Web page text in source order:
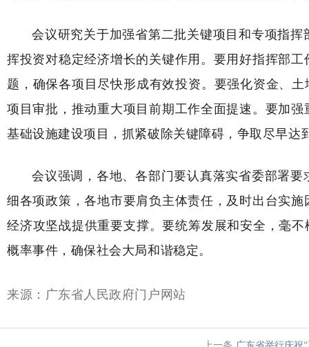
会议研究关于加强省第二批关键项目和专项指
挥投资对稳定经济增长的关键作用。要用好指挥部
题，确保各项目尽快形成有效投资。要强化资金、
项目审批，推动重大项目前期工作全面提速。要加
基础设施建设项目，抓紧破除关键障碍，争取尽早达
会议强调，各地、各部门要认真落实省委部署
细各项政策，各地市要肩负主体责任，及时出台实
经济攻坚战提供重要支撑。要统筹发展和安全，毫
概率事件，确保社会大局和谐稳定。
来源： 广东省人民政府门户网站